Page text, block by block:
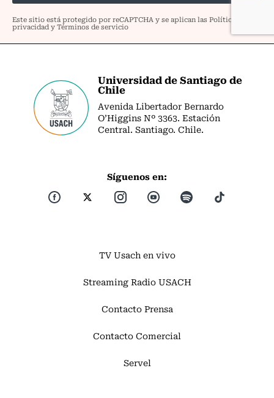
Universidad de Santiago de
Chile
Avenida Libertador Bernardo
O’Higgins Nº 3363. Estación
Central. Santiago. Chile.
Síguenos en:
TV Usach en vivo
Streaming Radio USACH
Contacto Prensa
Contacto Comercial
Servel